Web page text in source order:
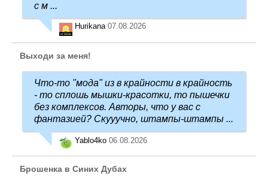
с м ...
Hurikana 07.08.2026
Выходи за меня!
Что-то "мода" из в крайности в крайность
- то сплошь мышки-красотки, то пышечки
без комплексов. Авторы, что у вас с
фантазией? Скууучно, штампы-штампы ...
Yablo4ko 06.08.2026
Брошенка в Синих Дубах